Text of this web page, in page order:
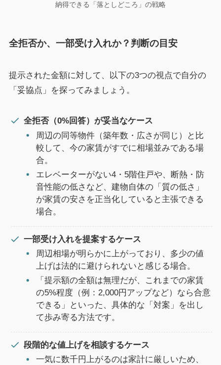
納得できる「落としどころ」の戦略
全拒否か、一部受け入れか？判断の目安
提示された金額に対して、以下の3つの視点で自分の
「妥協点」を探ってみましょう。
全拒否（0%回答）が妥当なケース
周辺の同等物件（築年数・広さが同じ）と比
較して、今の家賃がすでに相場並みである場
合。
エレベーターがない4・5階住戸や、断熱・防
音性能の低さなど、建物自体の「質の低さ」
が家賃の安さを正当化していると主張できる
場合。
一部受け入れを提案するケース
周辺相場が明らかに上がっており、多少の値
上げは法的に避けられないと感じる場合。
「提示額の全額は無理だが、これまでの家賃
の5%程度（例：2,000円アップなど）なら合意
できる」といった、具体的な「対案」を出し
て歩み寄る方法です。
段階的な値上げを相談するケース
一気に数千円上がるのは家計に厳しいため、